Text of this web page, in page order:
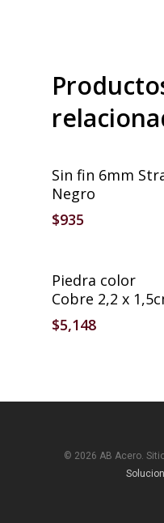
Añadir Al Carrito
Sin fin 6mm
Negro
$935
Añadir Al Carrito
Piedra color
Cobre 2,2 x
$5,148
© 2026 AB Acero.